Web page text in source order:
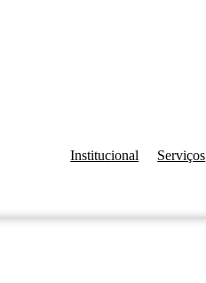
Institucional Serviços